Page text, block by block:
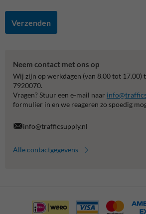
Verzenden
Neem contact met ons op
Wij zijn op werkdagen (van 8.00 tot 17.00)
7920070.
Vragen? Stuur een e-mail naar
formulier in en we reageren zo spoedig
info@trafficsupply.nl
Alle contactgegevens